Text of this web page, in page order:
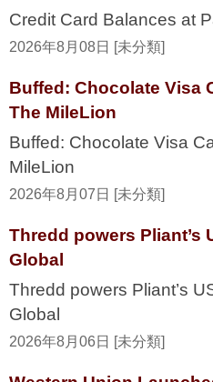
Credit Card Balances at
2026年8月08日 [未分類]
Buffed: Chocolate Visa
The MileLion
Buffed: Chocolate Visa
MileLion
2026年8月07日 [未分類]
Thredd powers Pliant’s
Global
Thredd powers Pliant’s
Global
2026年8月06日 [未分類]